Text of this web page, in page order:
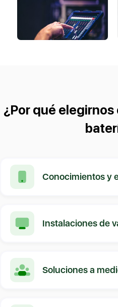
¿Por qué
Conocimientos y
Instalaciones de
Soluciones a